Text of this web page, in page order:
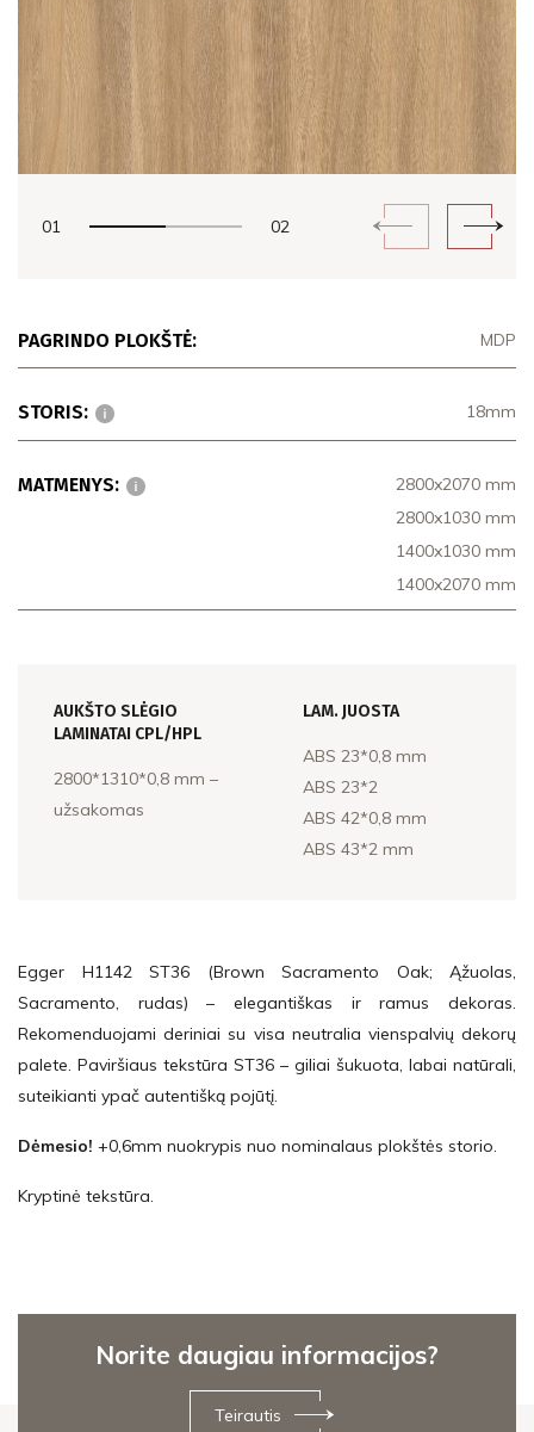
PAGRINDO PLOKŠTĖ: MDP
STORIS: 18mm
MATMENYS:
2800x2070 mm
2800x1030 mm
1400x1030 mm
1400x2070 mm
01 02
AUKŠTO SLĖGIO
LAMINATAI CPL/HPL
2800*1310*0,8 mm –
užsakomas
LAM. JUOSTA
ABS 23*0,8 mm
ABS 23*2
ABS 42*0,8 mm
ABS 43*2 mm
Egger H1142 ST36 (Brown Sacramento Oak; Ąžuolas,
Sacramento, rudas) – elegantiškas ir ramus dekoras.
Rekomenduojami deriniai su visa neutralia vienspalvių dekorų
palete. Paviršiaus tekstūra ST36 – giliai šukuota, labai natūrali,
suteikianti ypač autentišką pojūtį.
Dėmesio! +0,6mm nuokrypis nuo nominalaus plokštės storio.
Kryptinė tekstūra.
Norite daugiau informacijos?
Teirautis